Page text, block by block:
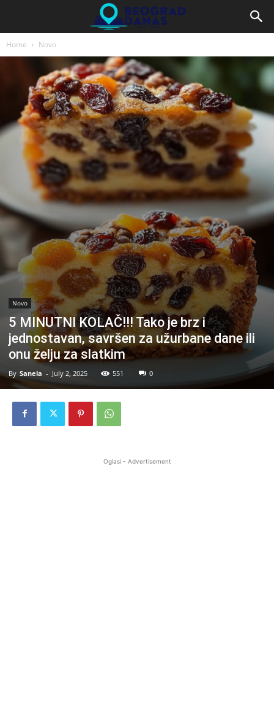
Home Novo
Novo
5 MINUTNI KOLAČ!!! Tako je brz i
jednostavan, savršen za užurbane dane ili
onu želju za slatkim
By Sanela - July 2, 2025 551 0
Oglasi - Advertisement